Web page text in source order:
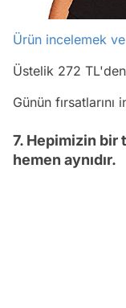
Ürün incelemek ve
Üstelik 272
Günün
7. Hepimizin
hemen aynıdır.